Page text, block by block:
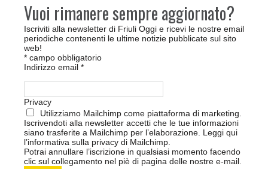
Vuoi rimanere sempre aggiornato?
Iscriviti alla newsletter di Friuli Oggi e ricevi le nostre email
periodiche contenenti le ultime notizie pubblicate sul sito
web!
* campo obbligatorio
Indirizzo email *
Privacy
Utilizziamo Mailchimp come piattaforma di marketing.
Iscrivendoti alla newsletter accetti che le tue informazioni
siano trasferite a Mailchimp per l’elaborazione. Leggi qui
l’informativa sulla privacy di Mailchimp.
Potrai annullare l’iscrizione in qualsiasi momento facendo
clic sul collegamento nel piè di pagina delle nostre e-mail.